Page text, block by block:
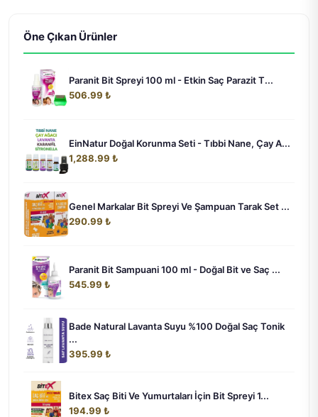
Öne Çıkan Ürünler
Paranit Bit Spreyi 100 ml - Etkin Saç Parazit T...
506.99 ₺
EinNatur Doğal Korunma Seti - Tıbbi Nane, Çay A...
1,288.99 ₺
Genel Markalar Bit Spreyi Ve Şampuan Tarak Set ...
290.99 ₺
Paranit Bit Sampuani 100 ml - Doğal Bit ve Saç ...
545.99 ₺
Bade Natural Lavanta Suyu %100 Doğal Saç Tonik
...
395.99 ₺
Bitex Saç Biti Ve Yumurtaları İçin Bit Spreyi 1...
194.99 ₺